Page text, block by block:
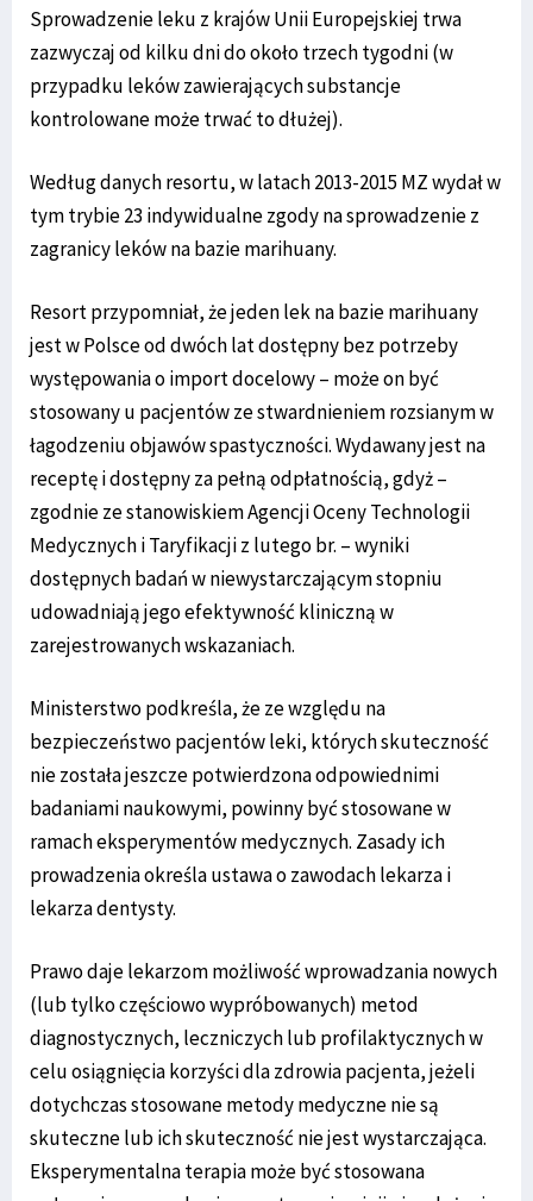
Sprowadzenie leku z krajów Unii Europejskiej trwa
zazwyczaj od kilku dni do około trzech tygodni (w
przypadku leków zawierających substancje
kontrolowane może trwać to dłużej).
Według danych resortu, w latach 2013-2015 MZ wydał w
tym trybie 23 indywidualne zgody na sprowadzenie z
zagranicy leków na bazie marihuany.
Resort przypomniał, że jeden lek na bazie marihuany
jest w Polsce od dwóch lat dostępny bez potrzeby
występowania o import docelowy – może on być
stosowany u pacjentów ze stwardnieniem rozsianym w
łagodzeniu objawów spastyczności. Wydawany jest na
receptę i dostępny za pełną odpłatnością, gdyż –
zgodnie ze stanowiskiem Agencji Oceny Technologii
Medycznych i Taryfikacji z lutego br. – wyniki
dostępnych badań w niewystarczającym stopniu
udowadniają jego efektywność kliniczną w
zarejestrowanych wskazaniach.
Ministerstwo podkreśla, że ze względu na
bezpieczeństwo pacjentów leki, których skuteczność
nie została jeszcze potwierdzona odpowiednimi
badaniami naukowymi, powinny być stosowane w
ramach eksperymentów medycznych. Zasady ich
prowadzenia określa ustawa o zawodach lekarza i
lekarza dentysty.
Prawo daje lekarzom możliwość wprowadzania nowych
(lub tylko częściowo wypróbowanych) metod
diagnostycznych, leczniczych lub profilaktycznych w
celu osiągnięcia korzyści dla zdrowia pacjenta, jeżeli
dotychczas stosowane metody medyczne nie są
skuteczne lub ich skuteczność nie jest wystarczająca.
Eksperymentalna terapia może być stosowana